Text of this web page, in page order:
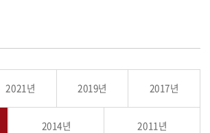
2021년 2019년 2017년
2014년 2011년